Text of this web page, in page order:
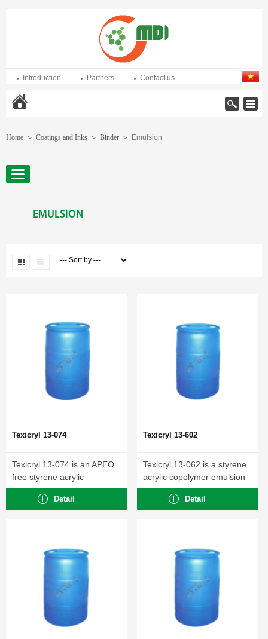
Introduction Partners Contact us
Home > Coatings and Inks > Binder > Emulsion
EMULSION
Texicryl 13-074
Texicryl 13-074 is an APEO
free styrene acrylic
copolymer emulsion...
Detail
Texicryl 13-602
Texicryl 13-062 is a styrene
acrylic copolymer emulsion
designed for...
Detail